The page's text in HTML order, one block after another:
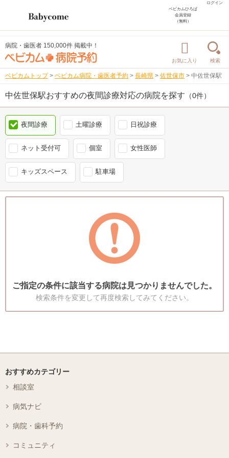
ログイン
ベビカムひろば
会員登録
（無料）
病院・歯医者 150,000件 掲載中！
お気に入り 検索
ベビカムトップ > ベビカム病院・歯医者予約 > 長崎県 > 佐世保市 > 中佐世保駅
中佐世保駅おすすめの夜間診療対応の病院を探す （0件）
夜間診療 土曜診療 日祝診療
ネット受付可 個室 女性医師
キッズスペース 駐車場
ご指定の条件に該当する病院は見つかりませんでした。
検索条件を変更して再度検索してみてください。
おすすめカテゴリー
相談室
病気ナビ
病院・歯科予約
コミュニティ